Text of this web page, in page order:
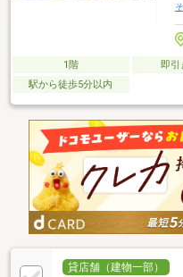
1階 即引
駅から徒歩5分以内
貸店舗（建物一部）